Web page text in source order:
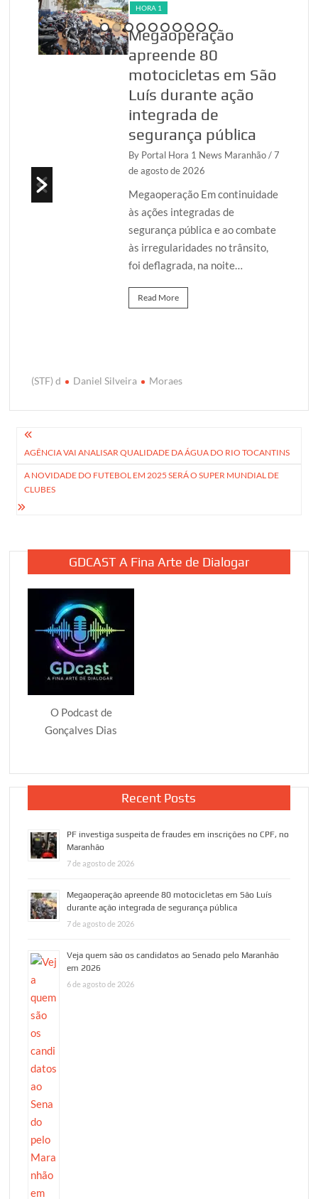
HORA 1
Megaoperação
apreende 80
motocicletas em São
Luís durante ação
integrada de
segurança pública
By Portal Hora 1 News Maranhão/ 7
de agosto de 2026
Megaoperação Em continuidade
às ações integradas de
segurança pública e ao combate
às irregularidades no trânsito,
foi deflagrada, na noite…
Read More
(STF) d Daniel Silveira Moraes
Navegação
de
Post
AGÊNCIA VAI ANALISAR QUALIDADE DA ÁGUA DO RIO TOCANTINS
A NOVIDADE DO FUTEBOL EM 2025 SERÁ O SUPER MUNDIAL DE
CLUBES
GDCAST A Fina Arte de Dialogar
O Podcast de
Gonçalves Dias
Recent Posts
PF investiga suspeita de fraudes em inscrições no CPF, no
Maranhão
7 de agosto de 2026
Megaoperação apreende 80 motocicletas em São Luís
durante ação integrada de segurança pública
7 de agosto de 2026
Veja quem são os candidatos ao Senado pelo Maranhão
em 2026
6 de agosto de 2026